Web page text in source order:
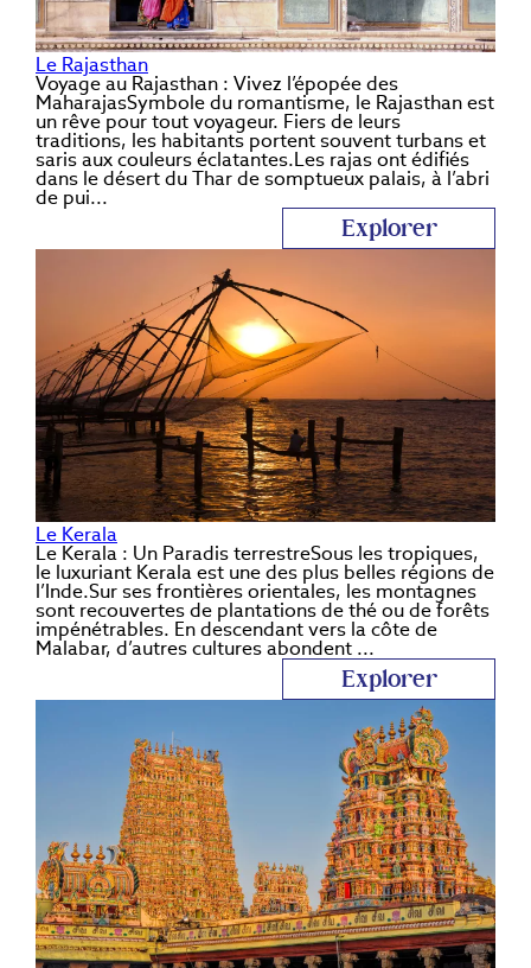
Le Rajasthan
Voyage au Rajasthan : Vivez l’épopée des
MaharajasSymbole du romantisme, le Rajasthan est
un rêve pour tout voyageur. Fiers de leurs
traditions, les habitants portent souvent turbans et
saris aux couleurs éclatantes.Les rajas ont édifiés
dans le désert du Thar de somptueux palais, à l’abri
de pui...
Explorer
Le Kerala
Le Kerala : Un Paradis terrestreSous les tropiques,
le luxuriant Kerala est une des plus belles régions de
l’Inde.Sur ses frontières orientales, les montagnes
sont recouvertes de plantations de thé ou de forêts
impénétrables. En descendant vers la côte de
Malabar, d’autres cultures abondent ...
Explorer